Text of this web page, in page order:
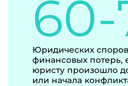
Юридических
финансовых
юристу произошло
или начала